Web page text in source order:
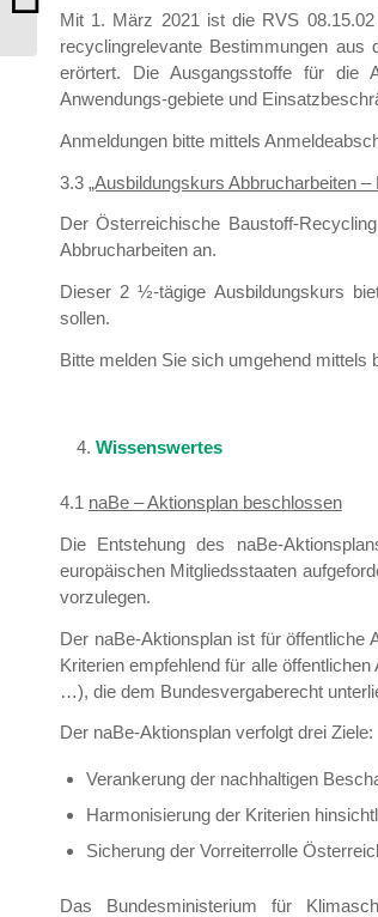
Mit 1. März 2021 ist die RVS 08.15.02
recyclingrelevante Bestimmungen
erörtert. Die Ausgangsstoffe für die
Anwendungs-gebiete und
Anmeldungen bitte mittels
3.3 „Ausbildungskurs Abbrucharbeiten
Der Österreichische Baustoff-
Abbrucharbeiten an.
Dieser 2 ½-tägige Ausbildungskurs
sollen.
Bitte melden Sie sich umgehend mittels
Wissenswertes
4.1 naBe – Aktionsplan beschlossen
Die Entstehung des naBe-
europäischen Mitgliedsstaaten
vorzulegen.
Der naBe-Aktionsplan ist für öffentliche
Kriterien empfehlend für alle
…), die dem Bundesvergaberecht
Der naBe-Aktionsplan verfolgt drei Ziele:
Verankerung der nachhaltigen
Harmonisierung der Kriterien
Sicherung der Vorreiterrolle
Das Bundesministerium für
2021